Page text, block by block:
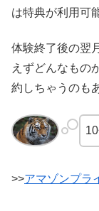
は特典が利用可
体験終了後の翌
えずどんなもの
約しちゃうのも
>>アマゾンプラ